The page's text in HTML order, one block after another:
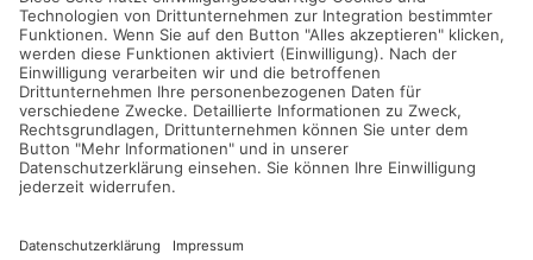
Gefördert durch die
Freie und Hansestadt Hamburg